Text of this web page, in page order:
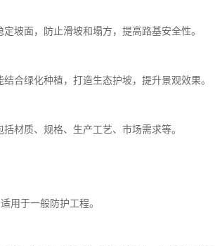
坡面，防止滑坡和塌方，提高路基安全性。
合绿化种植，打造生态护坡，提升景观效果。
材质、规格、生产工艺、市场需求等。
用于一般防护工程。